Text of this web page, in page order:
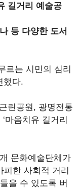
길거리 예술공
등 다양한 도서
르는 시민의 심리
했다.
린공원, 광명전통
마음치유 길거리
문화예술단체가
피한 사회적 거리
을 수 있도록 버